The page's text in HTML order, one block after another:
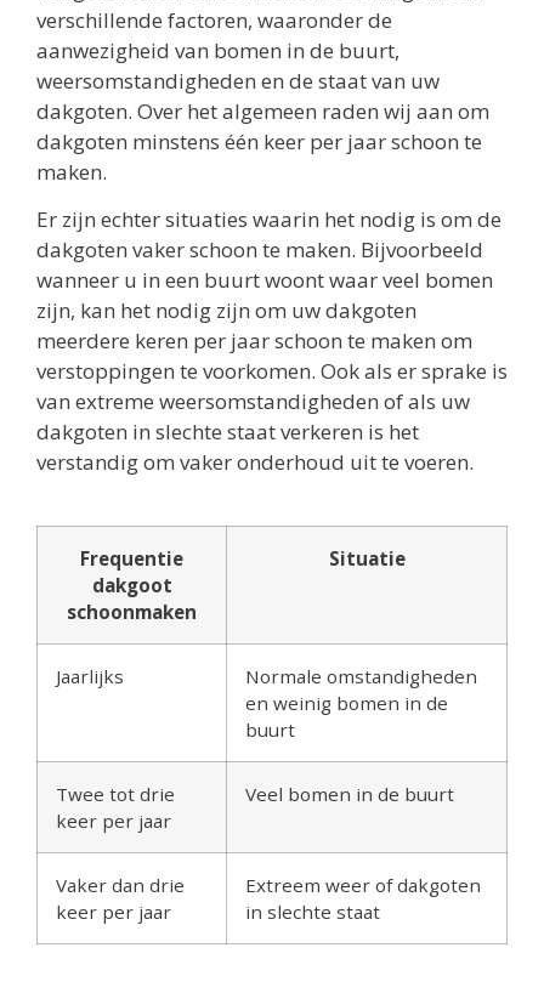
verschillende factoren, waaronder de
aanwezigheid van bomen in de buurt,
weersomstandigheden en de staat van uw
dakgoten. Over het algemeen raden wij aan om
dakgoten minstens één keer per jaar schoon te
maken.
Er zijn echter situaties waarin het nodig is om de
dakgoten vaker schoon te maken. Bijvoorbeeld
wanneer u in een buurt woont waar veel bomen
zijn, kan het nodig zijn om uw dakgoten
meerdere keren per jaar schoon te maken om
verstoppingen te voorkomen. Ook als er sprake is
van extreme weersomstandigheden of als uw
dakgoten in slechte staat verkeren is het
verstandig om vaker onderhoud uit te voeren.
Frequentie
dakgoot
schoonmaken
Situatie
Jaarlijks
Normale omstandigheden
en weinig bomen in de
buurt
Twee tot drie
keer per jaar
Veel bomen in de buurt
Vaker dan drie
keer per jaar
Extreem weer of dakgoten
in slechte staat